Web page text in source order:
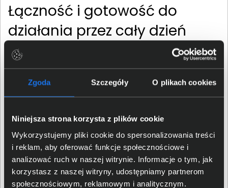
Zgoda Szczegóły O plikach cookies
Niniejsza strona korzysta z plików cookie
Wykorzystujemy pliki cookie do spersonalizowania treści
i reklam, aby oferować funkcje społecznościowe i
analizować ruch w naszej witrynie. Informacje o tym, jak
korzystasz z naszej witryny, udostępniamy partnerom
społecznościowym, reklamowym i analitycznym.
Łączność i gotowość do
działania przez cały dzień
Evolve3 65 Flex obsługuje Bluetooth Low Energy oraz
współpracuje z adapterem Jabra Link 390, zapewniając
stabilną komunikację z komputerem. Wsparcie dla
Microsoft Swift Pair, Android Fast Pair, Apple Find My
Management ułatwia codzienne użytkowanie i
wdrażanie urządzeń w organizacji. Długi czas pracy,
sięgający nawet 80 godzin odtwarzania muzyki,
ogranicza konieczność częstego ładowania, a
możliwość wymiany wybranych elementów
eksploatacyjnych pozwala wydłużyć cykl życia zestawu.